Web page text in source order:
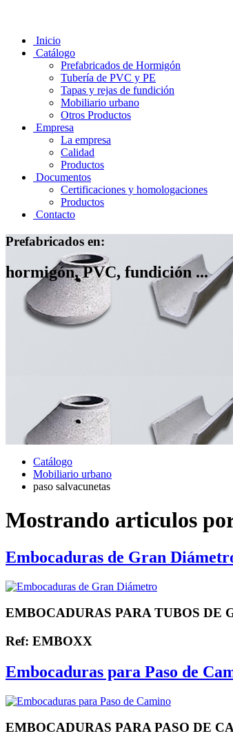
Inicio
Catálogo
Prefabricados de Hormigón
Tubería de PVC y PE
Tapas y rejas de fundición
Mobiliario urbano
Otros Productos
Empresa
La empresa
Calidad
Productos
Documentos
Certificaciones y homologaciones
Productos
Contacto
Prefabricados en:
hormigón, PVC, fundición ...
Catálogo
Mobiliario urbano
paso salvacunetas
Mostrando articulos
Embocaduras de Gran
EMBOCADURAS PARA TUBOS DE
Ref: EMBOXX
Embocaduras para Paso de
EMBOCADURAS PARA PASO DE